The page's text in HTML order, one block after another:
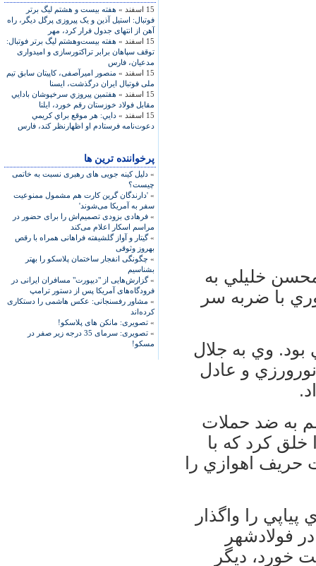
15 اسفند »
هفته بيست و هشتم ليگ برتر
فوتبال: استيل آذين و يک پيروزی پرگل ديگر، راه
آهن از انتهای جدول فرار کرد، مهر
15 اسفند »
هفته بيست‌وهشتم ليگ برتر فوتبال:
توقف سپاهان برابر تراکتورسازی و اميدواری
مدعيان، فارس
15 اسفند »
منصور اميرآصفی، کاپيتان سابق تيم
ملی فوتبال ايران درگذشت، ايسنا
15 اسفند »
هفتمين پيروزي سرخپوشان بادايي
مقابل فولاد خوزستان رقم خورد، ايلنا
15 اسفند »
دايي: هر موقع براي كريمي
دعوت‌نامه فرستادم او اظهارنظر كند، فارس
پرخواننده ترین ها
» دلیل کینه جویی های رهبری نسبت به خاتمی
چیست؟
» 'دارندگان گرین کارت هم مشمول ممنوعیت
سفر به آمریکا می‌شوند'
» فرهادی بزودی تصمیم‌اش را برای حضور در
مراسم اسکار اعلام می‌کند
»گیتار و آواز گلشیفته فراهانی همراه با رقص
بهروز وثوقی
» چگونگی انفجار ساختمان پلاسکو را بهتر
بشناسیم
»گزارش‌هایی از "دیپورت" مسافران ایرانی در
فرودگاه‌های آمریکا پس از دستور ترامپ
» مشاور رفسنجانی: عکس هاشمی را دستکاری
کرده‌اند
» تصویری: مانکن های پلاسکو!
»
تصویری: سرمای 35 درجه زیر صفر در
مسکو!
دقيقه 72 توسط محسن خليلي به
با ضربه‌ سر
وي به جلال
نورورزي و عادل
به ضد حملات
كرد كه با
حريف اهوازي را
پيش از اين بازي 11 بازي پياپي را واگذار
فولادشهر
خورد، ديگر